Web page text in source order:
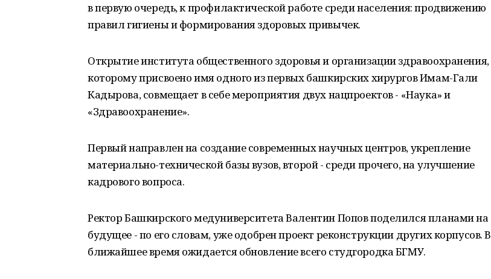
в первую очередь, к профилактической работе среди населения: продвижению
правил гигиены и формирования здоровых привычек.
Открытие института общественного здоровья и организации здравоохранения,
которому присвоено имя одного из первых башкирских хирургов Имам-Гали
Кадырова, совмещает в себе мероприятия двух нацпроектов - «Наука» и
«Здравоохранение».
Первый направлен на создание современных научных центров, укрепление
материально-технической базы вузов, второй - среди прочего, на улучшение
кадрового вопроса.
Ректор Башкирского медуниверситета Валентин Попов поделился планами на
будущее - по его словам, уже одобрен проект реконструкции других корпусов. В
ближайшее время ожидается обновление всего студгородка БГМУ.